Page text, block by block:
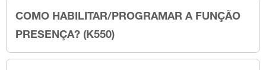
COMO HABILITAR/PROGRAMAR A FUNÇÃO
PRESENÇA? (K550)